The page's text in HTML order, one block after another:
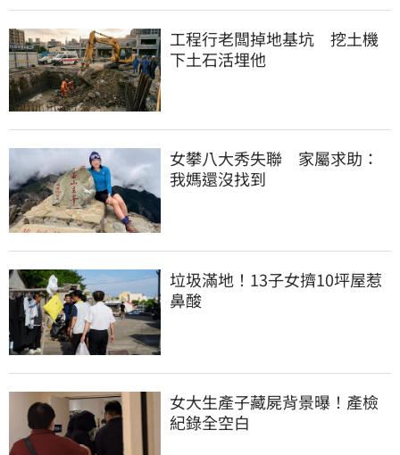
工程行老闆掉地基坑　挖土機
下土石活埋他
女攀八大秀失聯　家屬求助：
我媽還沒找到
垃圾滿地！13子女擠10坪屋惹
鼻酸
女大生產子藏屍背景曝！產檢
紀錄全空白